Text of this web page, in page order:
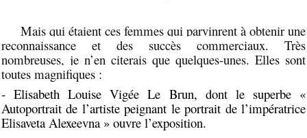
Mais qui étaient ces femmes qui parvinrent à obtenir une
reconnaissance et des succès commerciaux. Très
nombreuses, je n’en citerais que quelques-unes. Elles sont
toutes magnifiques :
- Elisabeth Louise VigéeLe Brun, dont le superbe «
Autoportrait de l’artiste peignant le portrait de l’impératrice
Elisaveta Alexeevna » ouvre l’exposition.